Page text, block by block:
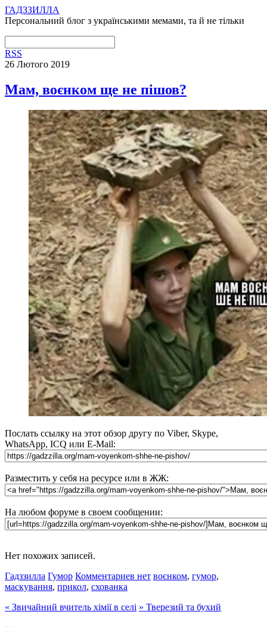
ГАДЗЗИЛЛА
Персональний блог з українськими мемами, та й не тільки
RSS
26 Лютого 2019
Мам, воєнком ще не пішов?
Послать ссылку на этот обзор другу по Viber, Skype,
WhatsApp, ICQ или E-Mail:
Разместить у себя на ресурсе или в ЖЖ:
На любом форуме в своем сообщении:
Нет похожих записей.
Гадззилла Гумор Комментариев нет воєнком, гумор,
маскування, прикол, схованка
« Звичайний вчитель хімії в селі » Тверезий та бухий